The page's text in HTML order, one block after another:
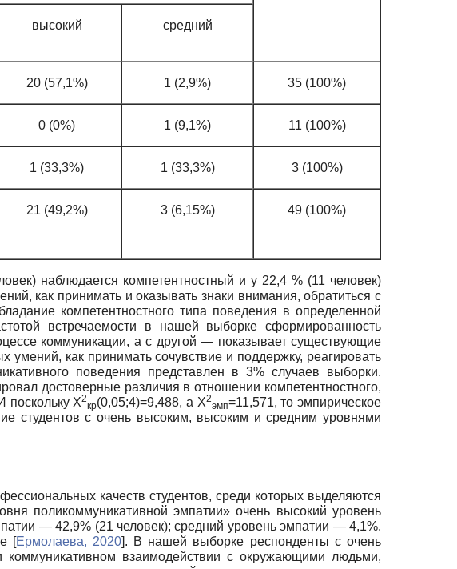
высокий средний
20 (57,1%) 1 (2,9%) 35 (100%)
0 (0%) 1 (9,1%) 11 (100%)
1 (33,3%) 1 (33,3%) 3 (100%)
21 (49,2%) 3 (6,15%) 49 (100%)
наблюдается компетентностный и у 22,4 % (11 человек)
как принимать и оказывать знаки внимания, обратиться с
компетентностного типа поведения в определенной
встречаемости в нашей выборке сформированность
коммуникации, а с другой — показывает существующие
как принимать сочувствие и поддержку, реагировать
поведения представлен в 3% случаев выборки.
достоверные различия в отношении компетентностного,
поскольку X2
кр(0,05;4)=9,488, а Х2
эмп=11,571, то эмпирическое
студентов с очень высоким, высоким и средним уровнями
качеств студентов, среди которых выделяются
поликоммуникативной эмпатии» очень высокий уровень
— 42,9% (21 человек); средний уровень эмпатии — 4,1%.
[Ермолаева, 2020]. В нашей выборке респонденты с очень
взаимодействии с окружающими людьми,